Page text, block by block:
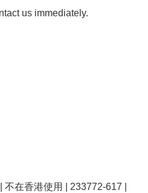
us immediately.
在香港使用 | 233772-617 |